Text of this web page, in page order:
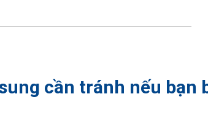
cần tránh nếu bạn